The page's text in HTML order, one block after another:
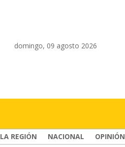
domingo, 09 agosto 2026
LA REGIÓN NACIONAL OPINIÓN